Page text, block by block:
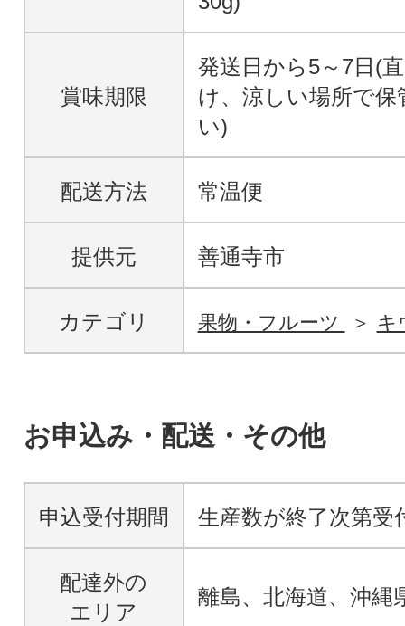
賞味期限
発送日から5～7日(
け、涼しい場所で
い)
配送方法 常温便
提供元 善通寺市
カテゴリ 果物・フルーツ キ
お申込み・配送・その他
申込受付期間 生産数が終了次第受
配達外の
エリア
離島、北海道、沖縄